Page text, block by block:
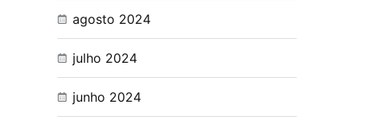
agosto 2024
julho 2024
junho 2024